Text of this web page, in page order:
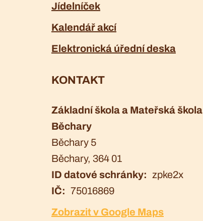
Jídelníček
Kalendář akcí
Elektronická úřední deska
KONTAKT
Základní škola a Mateřská škola
Běchary
Běchary 5
Běchary, 364 01
ID datové schránky
zpke2x
IČ
75016869
Zobrazit v Google Maps